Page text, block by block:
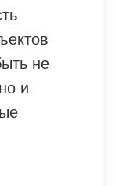
не
и